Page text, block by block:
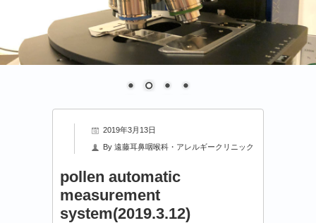
2019年3月13日
By 遠藤耳鼻咽喉科・アレルギークリニック
pollen automatic
measurement
system(2019.3.12)